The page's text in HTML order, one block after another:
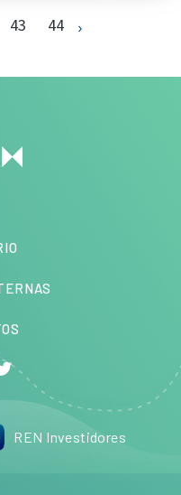
43 44
REN Investidores